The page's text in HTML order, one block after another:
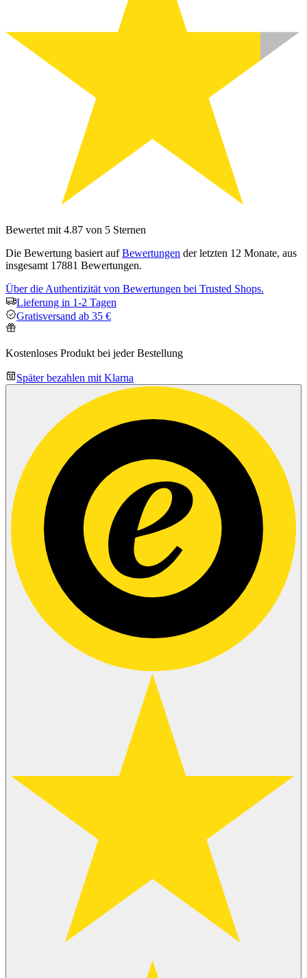
Bewertet mit 4.87 von 5 Sternen
Die Bewertung basiert aufBewertungen der letzten 12 Monate, aus
insgesamt 17881 Bewertungen.
Über die Authentizität von Bewertungen bei Trusted Shops.
Lieferung in 1-2 Tagen
Gratisversand ab 35 €
Kostenloses Produkt bei jeder Bestellung
Später bezahlen mit Klarna